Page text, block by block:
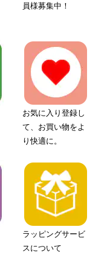
員様募集中！
お気に入り登録し
て、お買い物をよ
り快適に。
ラッピングサービ
スについて